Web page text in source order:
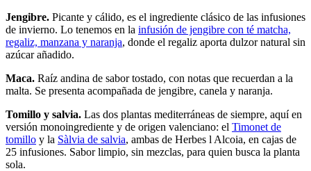
Jengibre. Picante y cálido, es el ingrediente clásico de las infusiones
de invierno. Lo tenemos en la infusión de jengibre con té matcha,
regaliz, manzana y naranja, donde el regaliz aporta dulzor natural sin
azúcar añadido.
Maca. Raíz andina de sabor tostado, con notas que recuerdan a la
malta. Se presenta acompañada de jengibre, canela y naranja.
Tomillo y salvia. Las dos plantas mediterráneas de siempre, aquí en
versión monoingrediente y de origen valenciano: el Timonet de
tomillo y la Sàlvia de salvia, ambas de Herbes l Alcoia, en cajas de
25 infusiones. Sabor limpio, sin mezclas, para quien busca la planta
sola.